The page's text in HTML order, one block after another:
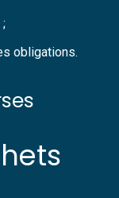
obligations.